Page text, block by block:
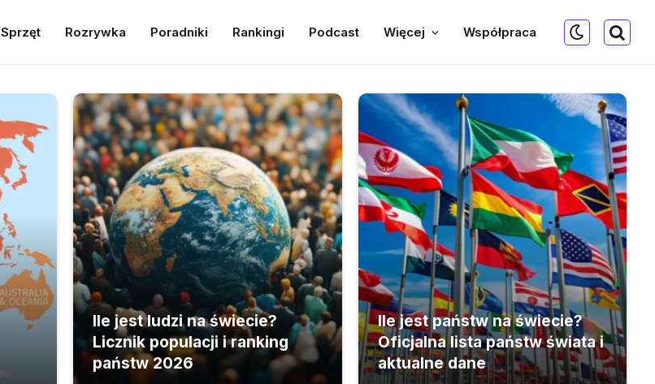
Sprzęt Rozrywka Poradniki Rankingi Podcast Więcej Współpraca
Ile jest ludzi na świecie?
Licznik populacji i ranking
państw 2026
Ile jest państw na świecie?
Oficjalna lista państw świata i
aktualne dane